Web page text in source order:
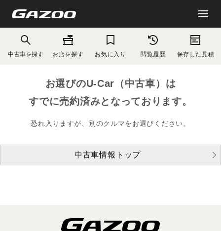
中古車を探す お店を探す お気に入り 閲覧履歴 保存した見積
お選びのU-Car（中古車）は
すでに売約済みとなっております。
恐れ入りますが、別のクルマをお選びください。
中古車情報トップ